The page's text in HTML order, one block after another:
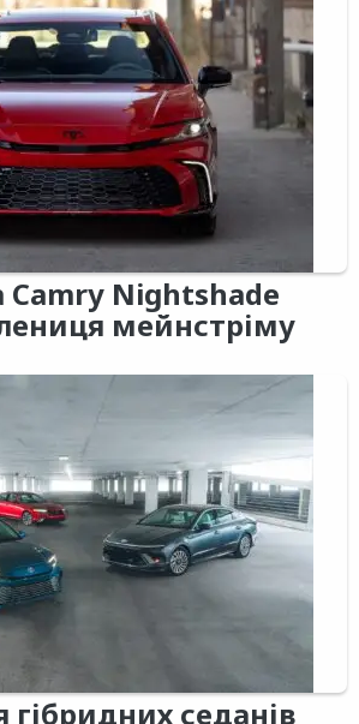
Camry Nightshade
мейнстріму
гібридних седанів